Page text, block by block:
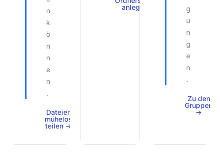
n
k
ö
n
n
e
n
.
Dateien
mühelos
teilen ->
anlegen ->
g
u
n
g
e
n
.
Zu den
Gruppen
->